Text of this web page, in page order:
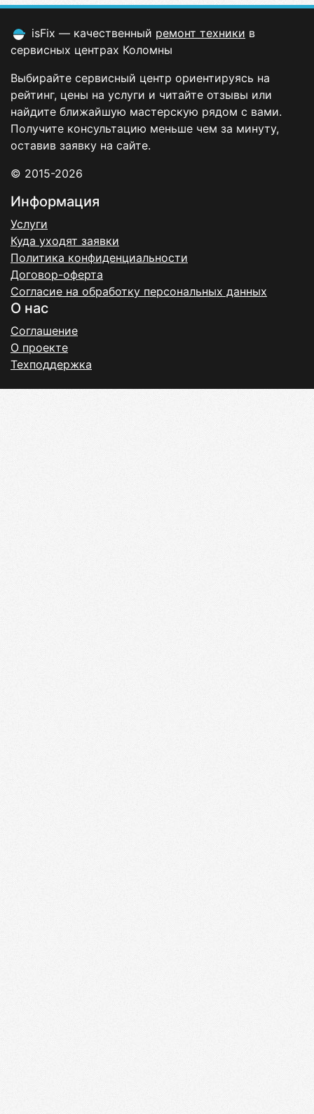
isFix — качественный ремонт техники в
сервисных центрах Коломны
Выбирайте сервисный центр ориентируясь на
рейтинг, цены на услуги и читайте отзывы или
найдите ближайшую мастерскую рядом с вами.
Получите консультацию меньше чем за минуту,
оставив заявку на сайте.
© 2015-2026
Информация
Услуги
Куда уходят заявки
Политика конфиденциальности
Договор-оферта
Согласие на обработку персональных данных
О нас
Соглашение
О проекте
Техподдержка